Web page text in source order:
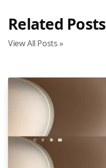
Related Posts
View All Posts »